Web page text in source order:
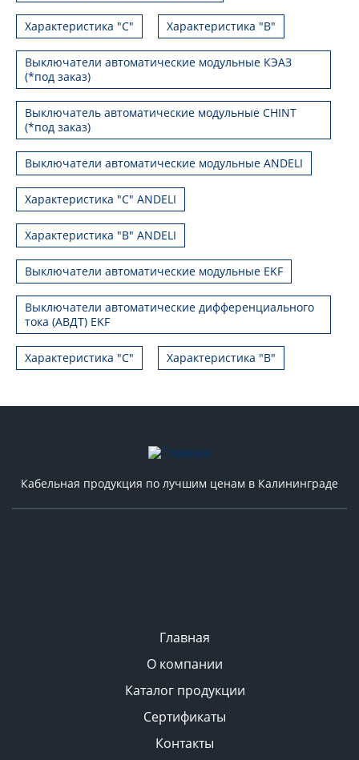
Характеристика "С" Характеристика "В"
Выключатели автоматические модульные КЭАЗ
(*под заказ)
Выключатель автоматические модульные CHINT
(*под заказ)
Выключатели автоматические модульные ANDELI
Характеристика "C" ANDELI
Характеристика "B" ANDELI
Выключатели автоматические модульные EKF
Выключатели автоматические дифференциального
тока (АВДТ) EKF
Характеристика "С" Характеристика "B"
Кабельная продукция по лучшим ценам в Калининграде
Главная
О компании
Каталог продукции
Сертификаты
Контакты